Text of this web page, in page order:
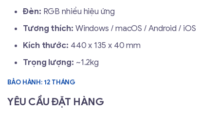
Đèn: RGB nhiều hiệu ứng
Tương thích: Windows / macOS / Android / iOS
Kích thước: 440 x 135 x 40 mm
Trọng lượng: ~1.2kg
BẢO HÀNH: 12 THÁNG
YÊU CẦU ĐẶT HÀNG